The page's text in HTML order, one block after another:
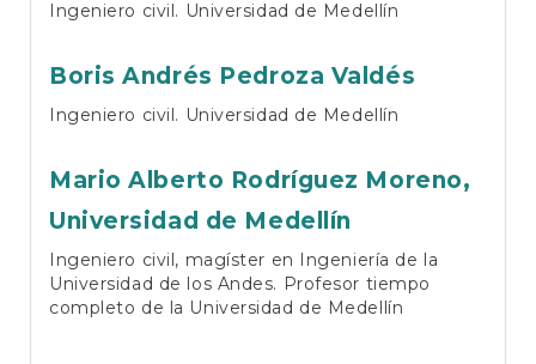
Ingeniero civil. Universidad de Medellín
Boris Andrés Pedroza Valdés
Ingeniero civil. Universidad de Medellín
Mario Alberto Rodríguez Moreno,
Universidad de Medellín
Ingeniero civil, magíster en Ingeniería de la
Universidad de los Andes. Profesor tiempo
completo de la Universidad de Medellín